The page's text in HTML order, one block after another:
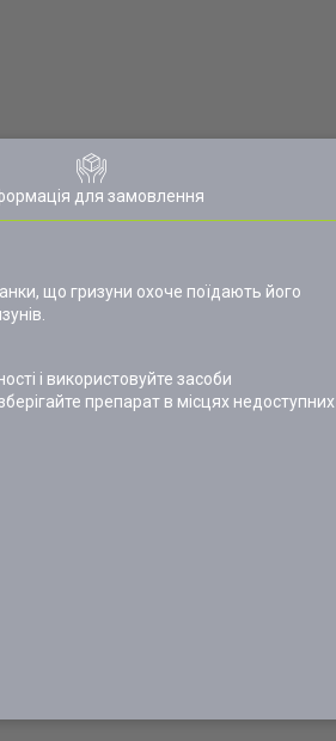
для замовлення
що гризуни охоче поїдають його
і використовуйте засоби
препарат в місцях недоступних